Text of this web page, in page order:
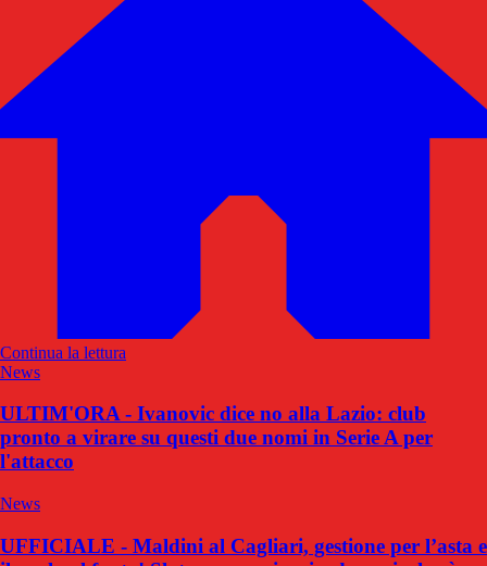
Continua la lettura
News
ULTIM'ORA - Ivanovic dice no alla Lazio: club
pronto a virare su questi due nomi in Serie A per
l'attacco
News
UFFICIALE - Maldini al Cagliari, gestione per l’asta e